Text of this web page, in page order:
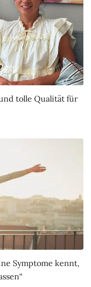
tolle Qualität für
Symptome kennt,